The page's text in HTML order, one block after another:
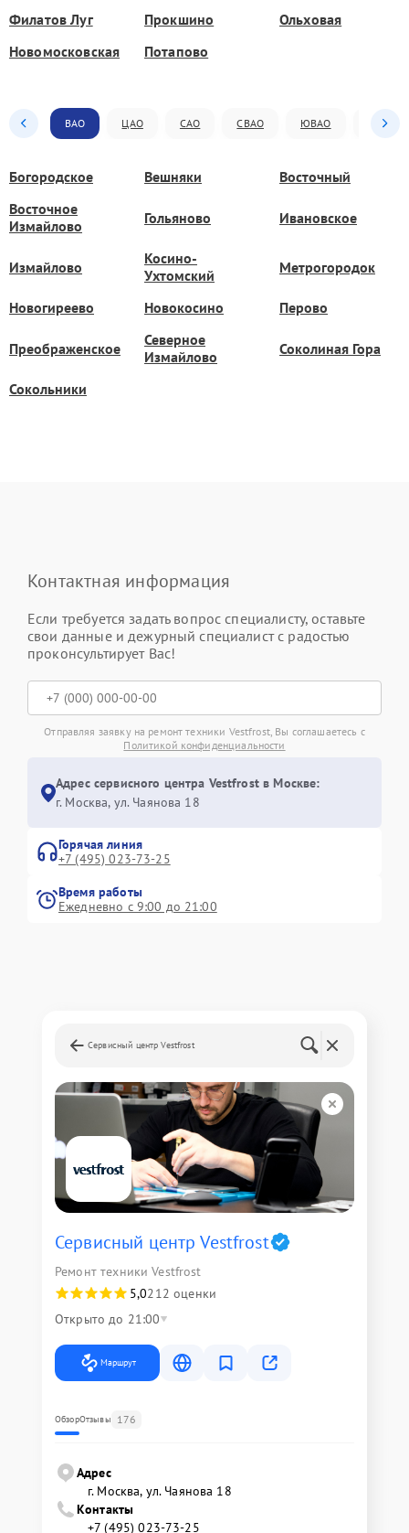
Филатов Луг Прокшино
Ольховая
Новомосковская
Потапово
ВАО ЦАО САО СВАО ЮВАО ЮАО
Богородское Вешняки
Восточный
Восточное
Измайлово
Гольяново Ивановское
Измайлово
Косино-
Ухтомский
Метрогородок
Новогиреево Новокосино Перово
Преображенское
Северное
Измайлово
Соколиная Гора
Сокольники
Контактная информация
Если требуется задать вопрос специалисту, оставьте
свои данные и дежурный специалист с радостью
проконсультирует Вас!
Отправляя заявку на ремонт техники Vestfrost, Вы соглашаетесь с
Политикой конфиденциальности
Адрес сервисного центра Vestfrost в Москве:
г. Москва, ул. Чаянова 18
Горячая линия
+7 (495) 023-73-25
Время работы
Ежедневно с 9:00 до 21:00
Сервисный центр Vestfrost
Сервисный центр Vestfrost
Ремонт техники Vestfrost
5,0212 оценки
Открыто до 21:00
Маршрут
ОбзорОтзывы 176
Адрес
г. Москва, ул. Чаянова 18
Контакты
+7 (495) 023-73-25